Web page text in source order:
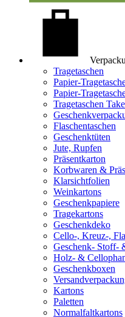
Tragetaschen
Papier-
Papier-
Tragetaschen
Flaschentaschen
Geschenktüten
Jute, Rupfen
Präsentkarton
Korbwaren &
Klarsichtfolien
Weinkartons
Geschenkpapiere
Tragekartons
Geschenkdeko
Cello-, Kreuz-,
Geschenk- Stoff-
Holz- &
Geschenkboxen
Kartons
Paletten
Normalfaltkartons